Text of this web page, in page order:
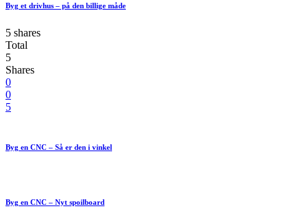
Byg et drivhus – på den billige måde
5 shares
Total
5
Shares
0
0
5
Byg en CNC – Så er den i vinkel
Byg en CNC – Nyt spoilboard